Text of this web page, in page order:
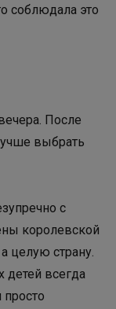
соблюдала это
После
выбрать
с
королевской
целую страну.
детей всегда